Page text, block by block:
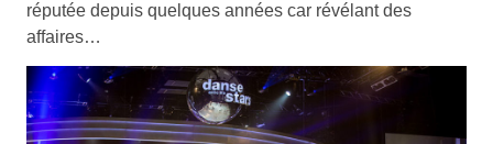
réputée depuis quelques années car révélant des
affaires…